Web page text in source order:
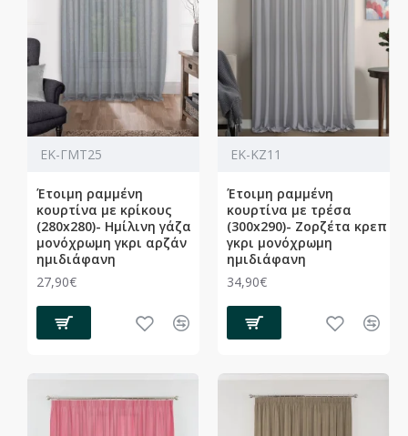
ΕΚ-ΓΜΤ25
Έτοιμη ραμμένη
κουρτίνα με κρίκους
(280x280)- Ημίλινη γάζα
μονόχρωμη γκρι αρζάν
ημιδιάφανη
27,90€
ΕΚ-ΚΖ11
Έτοιμη ραμμένη
κουρτίνα με τρέσα
(300x290)- Ζορζέτα κρεπ
γκρι μονόχρωμη
ημιδιάφανη
34,90€